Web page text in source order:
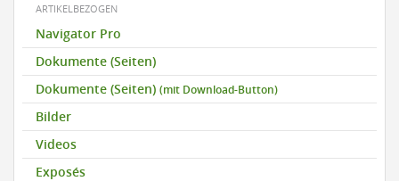
ARTIKELBEZOGEN
Navigator Pro
Dokumente (Seiten)
Dokumente (Seiten) (mit Download-Button)
Bilder
Videos
Exposés